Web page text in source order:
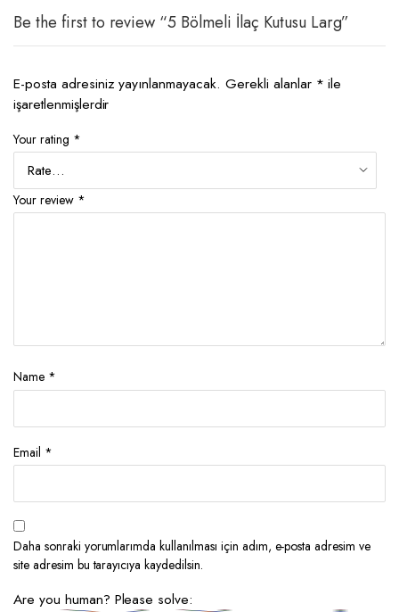
Be the first to review “5 Bölmeli İlaç Kutusu Larg”
E-posta adresiniz yayınlanmayacak. Gerekli alanlar * ile
işaretlenmişlerdir
Your rating *
Your review *
Name *
Email *
Daha sonraki yorumlarımda kullanılması için adım, e-posta adresim ve
site adresim bu tarayıcıya kaydedilsin.
Are you human? Please solve: